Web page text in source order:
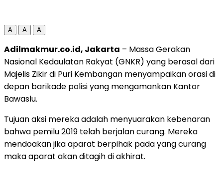
A A A
Adilmakmur.co.id, Jakarta – Massa Gerakan
Nasional Kedaulatan Rakyat (GNKR) yang berasal dari
Majelis Zikir di Puri Kembangan menyampaikan orasi di
depan barikade polisi yang mengamankan Kantor
Bawaslu.
Tujuan aksi mereka adalah menyuarakan kebenaran
bahwa pemilu 2019 telah berjalan curang. Mereka
mendoakan jika aparat berpihak pada yang curang
maka aparat akan ditagih di akhirat.